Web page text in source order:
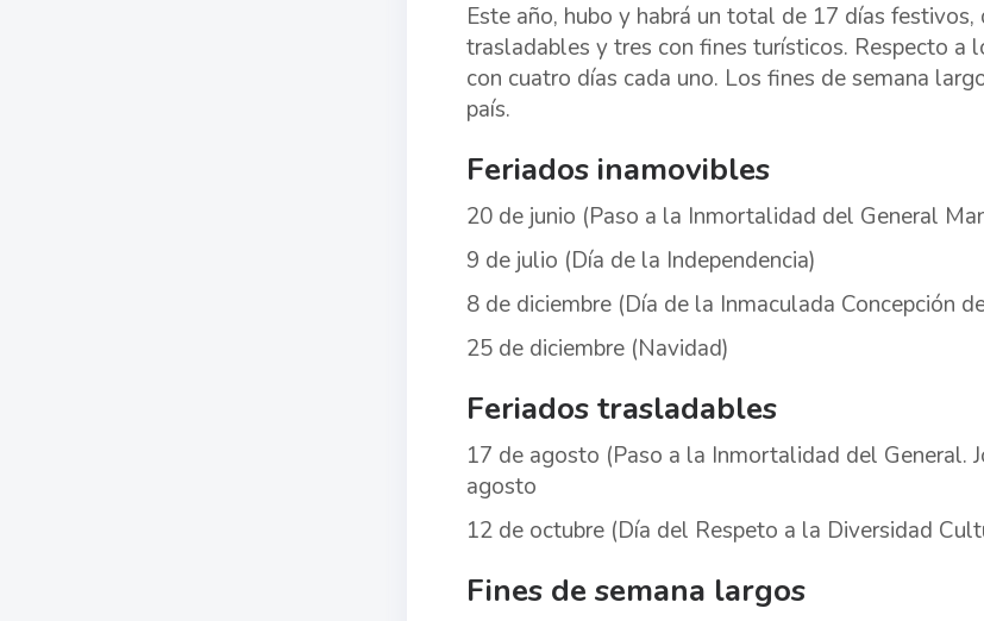
Este año, hubo y habrá un total de 17 días
trasladables y tres con fines turísticos. Respecto a
con cuatro días cada uno. Los fines de semana
país.
Feriados inamovibles
20 de junio (Paso a la Inmortalidad del General
9 de julio (Día de la Independencia)
8 de diciembre (Día de la Inmaculada Concepción
25 de diciembre (Navidad)
Feriados trasladables
17 de agosto (Paso a la Inmortalidad del General.
agosto
12 de octubre (Día del Respeto a la Diversidad
Fines de semana largos